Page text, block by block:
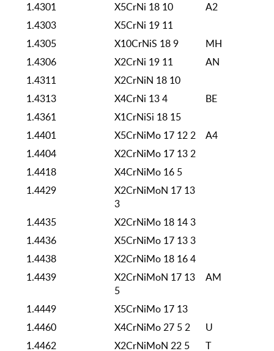
1.4301
X5CrNi 18 10
A2
1.4303
X5CrNi 19 11
1.4305
X10CrNiS 18 9
MH
1.4306
X2CrNi 19 11
AN
1.4311
X2CrNiN 18 10
1.4313
X4CrNi 13 4
BE
1.4361
X1CrNiSi 18 15
1.4401
X5CrNiMo 17 12 2
A4
1.4404
X2CrNiMo 17 13 2
1.4418
X4CrNiMo 16 5
1.4429
X2CrNiMoN 17 13
3
1.4435
X2CrNiMo 18 14 3
1.4436
X5CrNiMo 17 13 3
1.4438
X2CrNiMo 18 16 4
1.4439
X2CrNiMoN 17 13
5
AM
1.4449
X5CrNiMo 17 13
1.4460
X4CrNiMo 27 5 2
U
1.4462
X2CrNiMoN 22 5